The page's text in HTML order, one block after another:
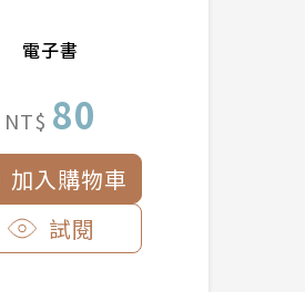
電子書
NT$ 80
加入購物車
試閱